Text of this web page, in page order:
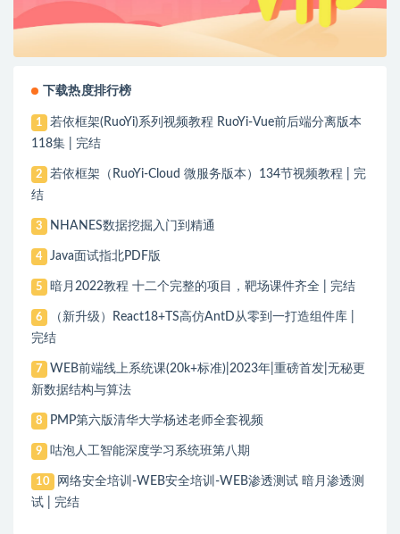
下载热度排行榜
1
若依框架(RuoYi)系列视频教程 RuoYi-Vue前后端分离版本
118集 | 完结
2
若依框架（RuoYi-Cloud 微服务版本）134节视频教程 | 完
结
3 NHANES数据挖掘入门到精通
4 Java面试指北PDF版
5 暗月2022教程 十二个完整的项目，靶场课件齐全 | 完结
6
（新升级）React18+TS高仿AntD从零到一打造组件库 |
完结
7
WEB前端线上系统课(20k+标准)|2023年|重磅首发|无秘更
新数据结构与算法
8 PMP第六版清华大学杨述老师全套视频
9 咕泡人工智能深度学习系统班第八期
10
网络安全培训-WEB安全培训-WEB渗透测试 暗月渗透测
试 | 完结